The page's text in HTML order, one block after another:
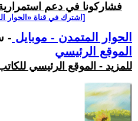
فشاركونا في دعم
[اشترك في قناة ‫«الحوار
الحوار المتمدن - موبايل -
الموقع الرئيسي
للمزيد - الموقع الرئيسي